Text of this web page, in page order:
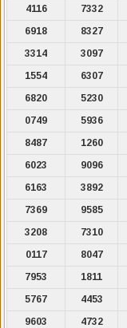
4116
7332
6918
8327
3314
3097
1554
6307
6820
5230
0749
5936
8487
1260
6023
9096
6163
3892
7369
9585
3208
7310
0117
8047
7953
1811
5767
4453
9603
4732